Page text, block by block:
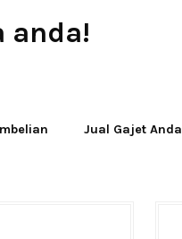
anda!
Jual Gajet Anda